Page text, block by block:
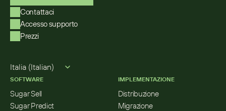
Contattaci
Accesso supporto
Prezzi
Italia (Italian)
SOFTWARE
Sugar Sell
Sugar Predict
IMPLEMENTAZIONE
Distribuzione
Migrazione